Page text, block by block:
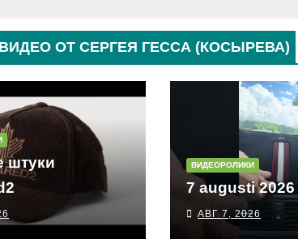
ОТ СЕРГЕЯ ГЕССА (КОСЫРЕВА)
штуки
ВИДЕОРОЛИКИ
7 augusti 2026
АВГ 7, 2026